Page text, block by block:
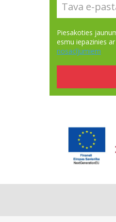
Piesakoties
esmu iepazinies
nosacījumiem